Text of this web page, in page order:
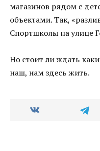
магазинов рядом с
объектами. Так,
Спортшколы на улице
Но стоит ли ждать
наш, нам здесь жить.